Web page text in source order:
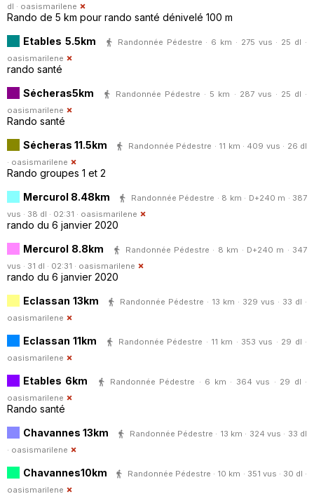
dl · oasismarilene
Rando de 5 km pour rando santé dénivelé 100 m
Etables 5.5km
Randonnée Pédestre · 6 km · 275 vus · 25 dl ·
oasismarilene
rando santé
Sécheras5km
Randonnée Pédestre · 5 km · 287 vus · 25 dl ·
oasismarilene
Rando santé
Sécheras 11.5km
Randonnée Pédestre · 11 km · 409 vus · 26 dl
· oasismarilene
Rando groupes 1 et 2
Mercurol 8.48km
Randonnée Pédestre · 8 km · D+240 m · 387
vus · 38 dl · 02:31 · oasismarilene
rando du 6 janvier 2020
Mercurol 8.8km
Randonnée Pédestre · 8 km · D+240 m · 347
vus · 31 dl · 02:31 · oasismarilene
rando du 6 janvier 2020
Eclassan 13km
Randonnée Pédestre · 13 km · 329 vus · 33 dl ·
oasismarilene
Eclassan 11km
Randonnée Pédestre · 11 km · 353 vus · 29 dl ·
oasismarilene
Etables 6km
Randonnée Pédestre · 6 km · 364 vus · 29 dl ·
oasismarilene
Rando santé
Chavannes 13km
Randonnée Pédestre · 13 km · 324 vus · 33 dl
· oasismarilene
Chavannes10km
Randonnée Pédestre · 10 km · 351 vus · 30 dl ·
oasismarilene